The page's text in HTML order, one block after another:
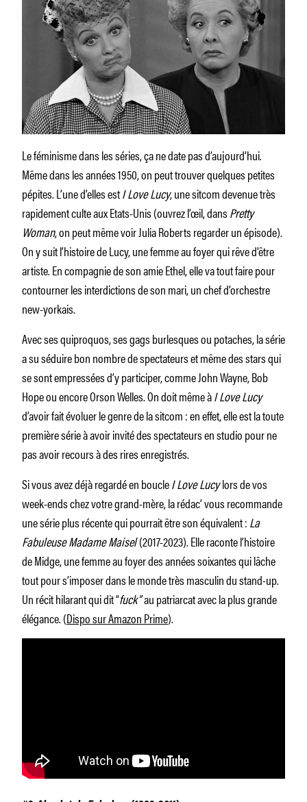
Le féminisme dans les séries, ça ne date pas d’aujourd’hui.
Même dans les années 1950, on peut trouver quelques petites
pépites. L’une d’elles estI Love Lucy, une sitcom devenue très
rapidement culte aux Etats-Unis (ouvrez l’œil, dansPretty
Woman, on peut même voir Julia Roberts regarder un épisode).
On y suit l’histoire de Lucy, une femme au foyer qui rêve d’être
artiste. En compagnie de son amie Ethel, elle va tout faire pour
contourner les interdictions de son mari, un chef d’orchestre
new-yorkais.
Avec ses quiproquos, ses gags burlesques ou potaches, la série
a su séduire bon nombre de spectateurs et même des stars qui
se sont empressées d’y participer, comme John Wayne, Bob
Hope ou encore Orson Welles. On doit même àI Love Lucy
d’avoir fait évoluer le genre de la sitcom : en effet, elle est la toute
première série à avoir invité des spectateurs en studio pour ne
pas avoir recours à des rires enregistrés.
Si vous avez déjà regardé en boucleI Love Lucylors de vos
week-ends chez votre grand-mère, la rédac’ vous recommande
une série plus récente qui pourrait être son équivalent :La
Fabuleuse Madame Maisel(2017-2023). Elle raconte l’histoire
de Midge, une femme au foyer des années soixantes qui lâche
tout pour s’imposer dans le monde très masculin du stand-up.
Un récit hilarant qui dit “fuck”au patriarcat avec la plus grande
élégance. (Dispo sur Amazon Prime).